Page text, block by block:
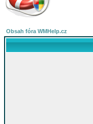
Obsah fóra WMHelp.cz